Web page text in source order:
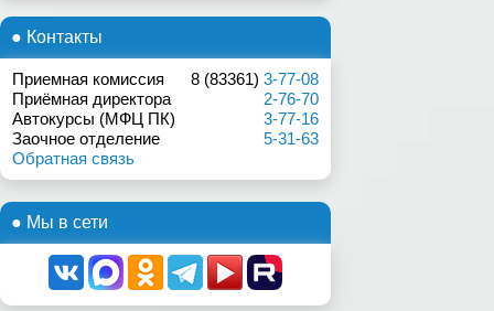
● Контакты
Приемная комиссия 8 (83361) 3-77-08
Приёмная директора
2-76-70
Автокурсы (МФЦ ПК)
3-77-16
Заочное отделение
5-31-63
Обратная связь
● Мы в сети